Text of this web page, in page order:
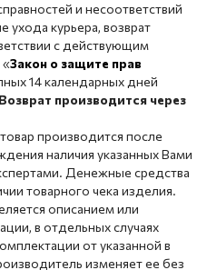
и несоответствий
ухода курьера, возврат
с действующим
«Закон о защите прав
14 календарных дней
Возврат производится через
производится после
наличия указанных Вами
Денежные средства
товарного чека изделия.
описанием или
в отдельных случаях
от указанной в
изменяет ее без